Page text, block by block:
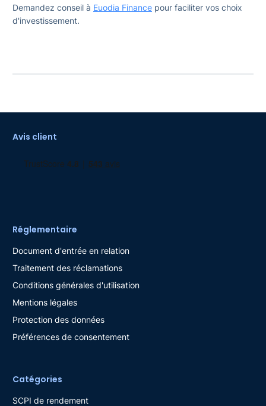
Demandez conseil à Euodia Finance pour faciliter vos choix
d'investissement.
Avis client
Réglementaire
Document d'entrée en relation
Traitement des réclamations
Conditions générales d'utilisation
Mentions légales
Protection des données
Préférences de consentement
Catégories
SCPI de rendement